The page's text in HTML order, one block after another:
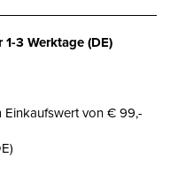
1-3 Werktage(DE)
Einkaufswert von € 99,-